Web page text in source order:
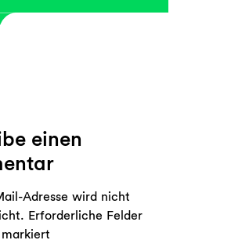
einen
Adresse wird nicht
Erforderliche Felder